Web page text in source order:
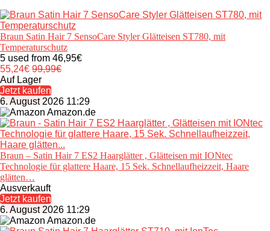
Braun Satin Hair 7 SensoCare Styler Glätteisen ST780, mit
Temperaturschutz
5 used from 46,95€
55,24€ 99,99€
Auf Lager
Jetzt kaufen
6. August 2026 11:29
Amazon.de
Braun – Satin Hair 7 ES2 Haarglätter , Glätteisen mit IONtec
Technologie für glattere Haare, 15 Sek. Schnellaufheizzeit, Haare
glätten…
Ausverkauft
Jetzt kaufen
6. August 2026 11:29
Amazon.de